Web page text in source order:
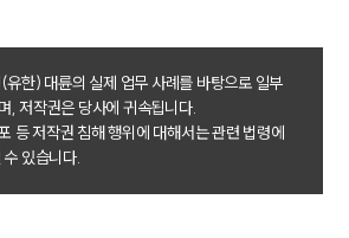
한) 대륜의 실제 업무 사례를 바탕으로 일부
, 저작권은 당사에 귀속됩니다.
등 저작권 침해 행위에 대해서는 관련 법령에
있습니다.